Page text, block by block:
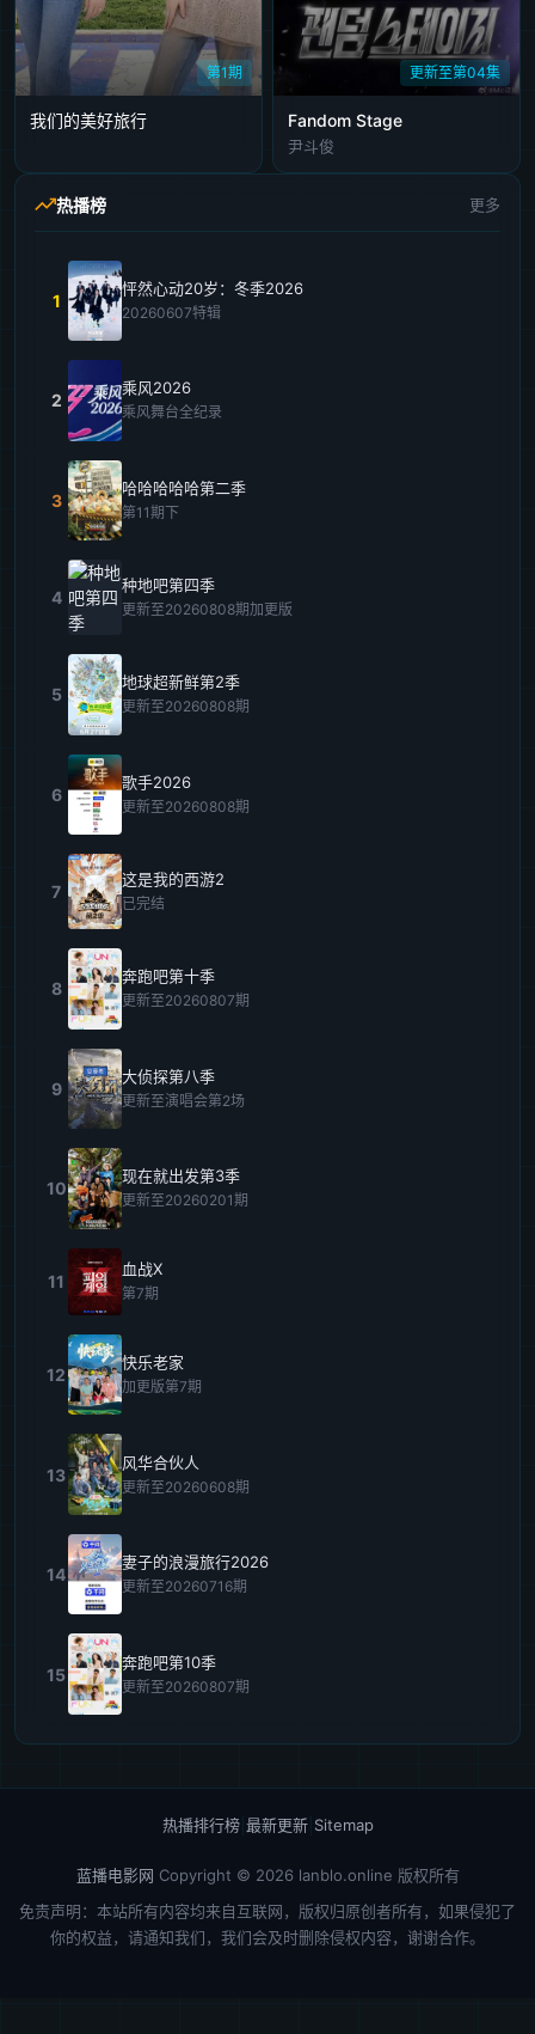
第1期
我们的美好旅行
更新至第04集
Fandom Stage
尹斗俊
热播榜 更多
1
怦然心动20岁：冬季2026
20260607特辑
2
乘风2026
乘风舞台全纪录
3
哈哈哈哈哈第二季
第11期下
4
种地吧第四季
更新至20260808期加更版
5
地球超新鲜第2季
更新至20260808期
6
歌手2026
更新至20260808期
7
这是我的西游2
已完结
8
奔跑吧第十季
更新至20260807期
9
大侦探第八季
更新至演唱会第2场
10
现在就出发第3季
更新至20260201期
11
血战X
第7期
12
快乐老家
加更版第7期
13
风华合伙人
更新至20260608期
14
妻子的浪漫旅行2026
更新至20260716期
15
奔跑吧第10季
更新至20260807期
热播排行榜| 最新更新| Sitemap
蓝播电影网 Copyright © 2026 lanblo.online 版权所有
免责声明：本站所有内容均来自互联网，版权归原创者所有，如果侵犯了
你的权益，请通知我们，我们会及时删除侵权内容，谢谢合作。